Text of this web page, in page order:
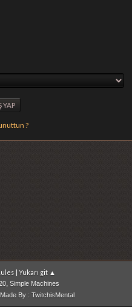
?
| Yukarı git ▲
, Simple Machines
By : TwitchisMental